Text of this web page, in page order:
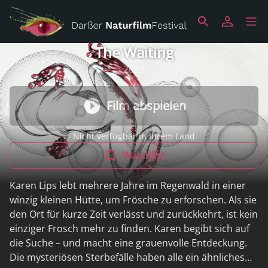
The Waiting
2023
Film abspielen
Nicht verfügbar in Ihrem Land
Watchlist
Karen Lips lebt mehrere Jahre im Regenwald in einer
winzig kleinen Hütte, um Frösche zu erforschen. Als sie
den Ort für kurze Zeit verlässt und zurückkehrt, ist kein
einziger Frosch mehr zu finden. Karen begibt sich auf
die Suche – und macht eine grauenvolle Entdeckung.
Die mysteriösen Sterbefälle haben alle ein ähnliches